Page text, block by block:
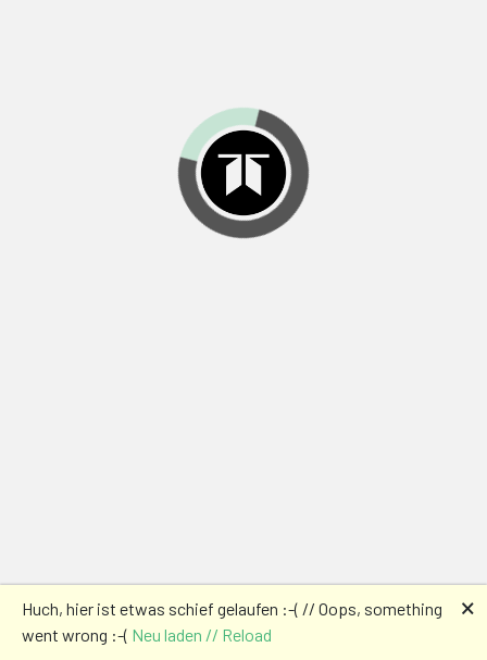
Huch, hier ist etwas schief gelaufen :-( // Oops, something
went wrong :-( Neu laden // Reload
🗙